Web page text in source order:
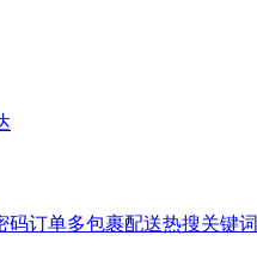
码订单多包裹配送热搜关键词